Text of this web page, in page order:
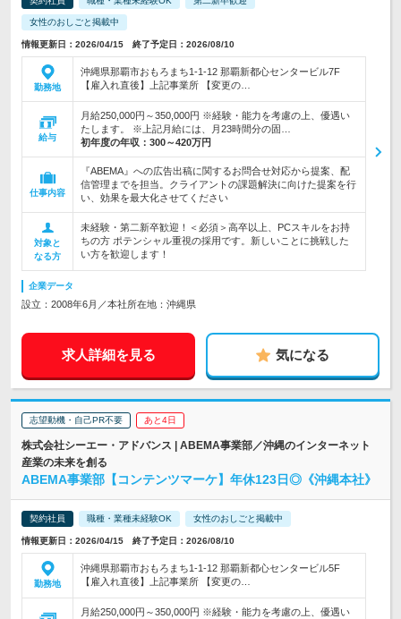
女性のおしごと掲載中
情報更新日：2026/04/15 終了予定日：2026/08/10
勤務地
沖縄県那覇市おもろまち1-1-12 那覇新都心センタービル7F
【雇入れ直後】上記事業所 【変更の…
給与
月給250,000円～350,000円 ※経験・能力を考慮の上、優遇い
たします。 ※上記月給には、月23時間分の固…
初年度の年収： 300～420万円
仕事内容
『ABEMA』への広告出稿に関するお問合せ対応から提案、配
信管理までを担当。クライアントの課題解決に向けた提案を行
い、効果を最大化させてください
対象と
なる方
未経験・第二新卒歓迎！＜必須＞高卒以上、PCスキルをお持
ちの方 ポテンシャル重視の採用です。新しいことに挑戦した
い方を歓迎します！
企業データ
設立：2008年6月／本社所在地：沖縄県
求人詳細を見る 気になる
志望動機・自己PR不要 あと4日
株式会社シーエー・アドバンス | ABEMA事業部／沖縄のインターネット
産業の未来を創る
ABEMA事業部【コンテンツマーケ】年休123日◎《沖縄本社》
契約社員 職種・業種未経験OK 女性のおしごと掲載中
情報更新日：2026/04/15 終了予定日：2026/08/10
勤務地
沖縄県那覇市おもろまち1-1-12 那覇新都心センタービル5F
【雇入れ直後】上記事業所 【変更の…
月給250,000円～350,000円 ※経験・能力を考慮の上、優遇い